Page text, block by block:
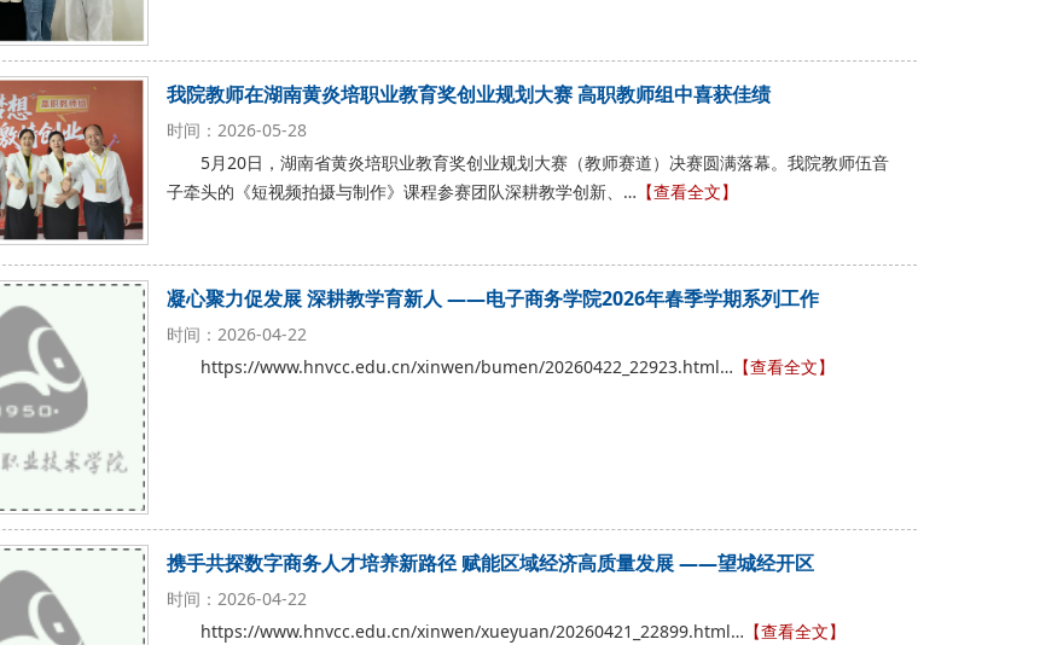
我院教师在湖南黄炎培职业教育奖创业规划大赛 高职教师组中喜获佳绩
时间：2026-05-28
5月20日，湖南省黄炎培职业教育奖创业规划大赛（教师赛道）决赛圆满落幕。我院教师伍音
子牵头的《短视频拍摄与制作》课程参赛团队深耕教学创新、… 【查看全文】
凝心聚力促发展 深耕教学育新人 ——电子商务学院2026年春季学期系列工作
时间：2026-04-22
https://www.hnvcc.edu.cn/xinwen/bumen/20260422_22923.html… 【查看全文】
携手共探数字商务人才培养新路径 赋能区域经济高质量发展 ——望城经开区
时间：2026-04-22
https://www.hnvcc.edu.cn/xinwen/xueyuan/20260421_22899.html… 【查看全文】